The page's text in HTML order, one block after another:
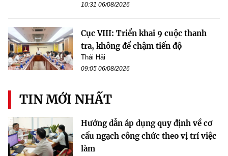
10:31 06/08/2026
Cục VIII: Triển khai 9 cuộc thanh
tra, không để chậm tiến độ
Thái Hải
09:05 06/08/2026
TIN MỚI NHẤT
Hướng dẫn áp dụng quy định về cơ
cấu ngạch công chức theo vị trí việc
làm